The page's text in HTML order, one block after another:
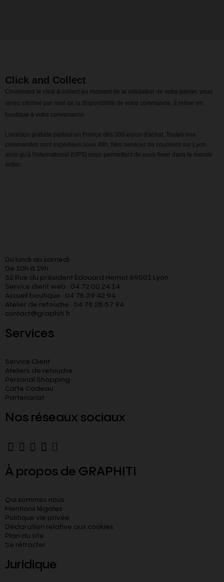
Click and Collect
Choisissez le click & collect au moment de la validation de votre panier, vous
serez informé par mail de la disponibilité de votre commande, à retirer en
boutique à votre convenance.
Livraison gratuite partout en France dès 300 euros d'achat. Toutes nos
commandes sont expédiées sous 48h. Nos services de coursiers sur Lyon
ainsi qu'à l'international (UPS) nous permettent de vous livrer dans le monde
entier.
Du lundi au samedi
De 10h à 19h
32 Rue du président Edouard Herriot 69001 Lyon
Service client web : 04 72 00 24 14
Accueil boutique : 04 78 39 42 94
Atelier de retouche : 04 78 28 57 94
contact@graphiti.fr
Services
Service Client
Ateliers de retouche
Personal Shopping
Carte Cadeau
Partenariat
Nos réseaux sociaux
À propos de GRAPHITI
Qui sommes nous
Mentions légales
Politique vie privée
Declaration relative aux cookies​
Plan du site
Se rétracter
Juridique